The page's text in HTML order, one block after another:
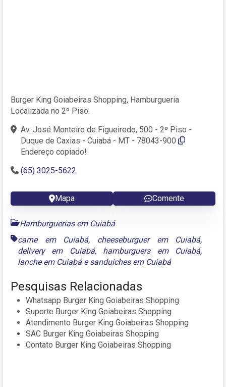
Burger King Goiabeiras Shopping, Hamburgueria
Localizada no 2º Piso.
Av. José Monteiro de Figueiredo, 500 - 2º Piso -
Duque de Caxias - Cuiabá - MT - 78043-900
Endereço copiado!
(65) 3025-5622
Mapa Comente
Hamburguerias em Cuiabá
carne em Cuiabá, cheeseburguer em Cuiabá,
delivery em Cuiabá, hamburguers em Cuiabá,
lanche em Cuiabáesanduiches em Cuiabá
Pesquisas Relacionadas
Whatsapp Burger King Goiabeiras Shopping
Suporte Burger King Goiabeiras Shopping
Atendimento Burger King Goiabeiras Shopping
SAC Burger King Goiabeiras Shopping
Contato Burger King Goiabeiras Shopping